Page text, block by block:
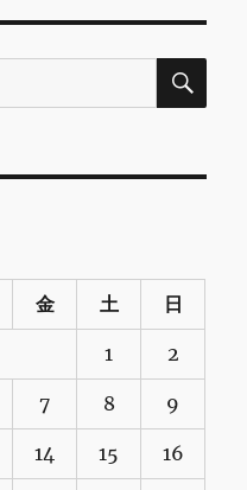
検
金 土 日
1 2
7 8 9
14 15 16